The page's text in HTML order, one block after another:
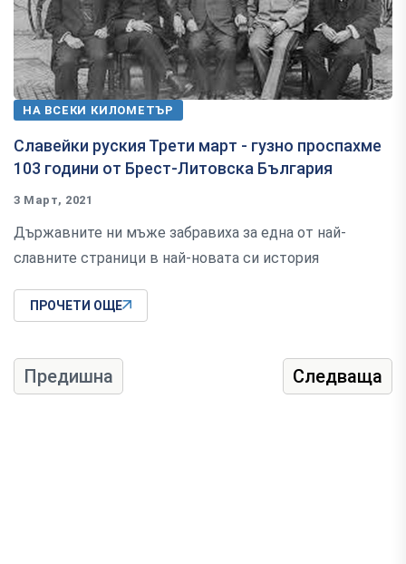
НА ВСЕКИ КИЛОМЕТЪР
Славейки руския Трети март - гузно проспахме
103 години от Брест-Литовска България
3 Март, 2021
Държавните ни мъже забравиха за една от най-
славните страници в най-новата си история
ПРОЧЕТИ ОЩЕ
Предишна Следваща